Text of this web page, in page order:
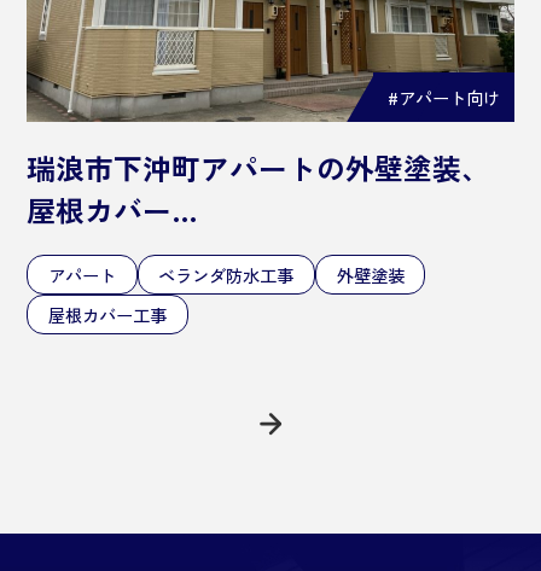
#アパート向け
瑞浪市下沖町アパートの外壁塗装、
屋根カバー…
アパート ベランダ防水工事
外壁塗装
屋根カバー工事